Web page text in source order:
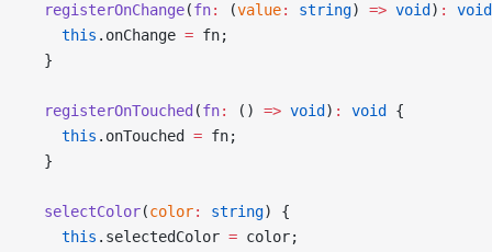
  registerOnChange
(fn: (value: string) => void ) :
void
    this
.onChange = fn;
  }
  registerOnTouched
(fn: () => void ) : void
{
    this
.onTouched = fn;
  }
  selectColor
(color: string) {
    this
.selectedColor = color;